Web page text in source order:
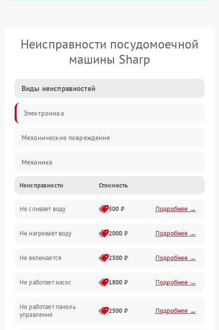
Неисправности посудомоечной
машины Sharp
Виды неисправностей
Электроника
Механические повреждения
Механика
Управление
Электропитание
Датчики
Нагрев
Вода
Гигиена
Неисправности Стоимость
Не сливает воду 500 ₽ Подробнее →
Не нагревает воду 2000 ₽ Подробнее →
Не включается 2500 ₽ Подробнее →
Не работает насос 1800 ₽ Подробнее →
Не работает панель
управления
2500 ₽ Подробнее →